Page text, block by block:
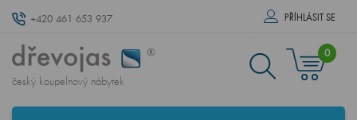
+420 461 653 937 PŘÍHLÁSIT SE
český koupelnový nábytek
0